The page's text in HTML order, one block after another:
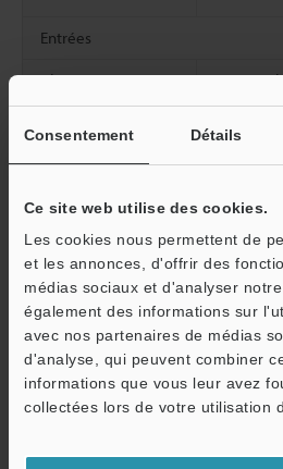
Consentement Détails
Ce site web utilise des cookies.
Les cookies nous permettent de
et les annonces, d'offrir des
médias sociaux et d'analyser
également des informations sur
avec nos partenaires de médias
d'analyse, qui peuvent combiner
informations que vous leur avez
collectées lors de votre utilisation
Entrées
Alimentation
électrique
Tension
courant
Voyant :
Éco /
externe
courant
Voyant :